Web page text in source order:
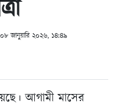
জানুয়ারি ২০২৬, ১৪:৪৯
আগামী মাসের